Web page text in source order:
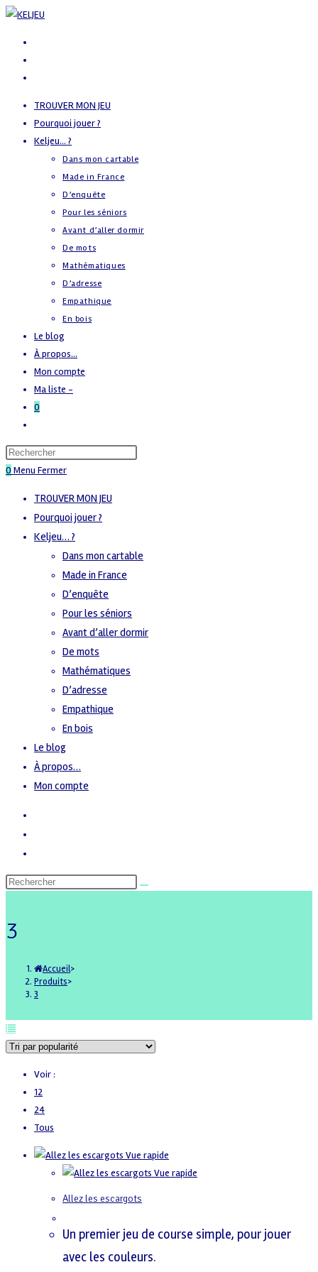
Skip
TROUVER MON JEU
Pourquoi jouer ?
Keljeu… ?
Dans mon cartable
Made in France
D’enquête
Pour les séniors
Avant d’aller dormir
De mots
Mathématiques
D’adresse
Empathique
En bois
Le blog
À propos…
Mon compte
Ma liste -
0
search
0 Menu Fermer
TROUVER MON JEU
Pourquoi jouer ?
Keljeu… ?
Dans mon cartable
Made in France
D’enquête
Pour les séniors
Avant d’aller dormir
De mots
Mathématiques
D’adresse
Empathique
En bois
Le blog
À propos…
Mon compte
3
Accueil>
Produits>
3
Voir :
12
24
Tous
Vue rapide
Vue rapide
Allez les escargots
Un premier jeu de course simple, pour jouer
avec les couleurs.